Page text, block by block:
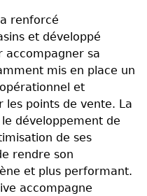
renforcé
et développé
accompagner sa
mis en place un
et
les points de vente. La
développement de
de ses
rendre son
et plus performant.
accompagne